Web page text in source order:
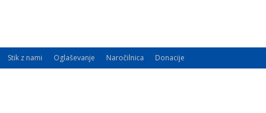
Stik z nami Oglaševanje Naročilnica Donacije